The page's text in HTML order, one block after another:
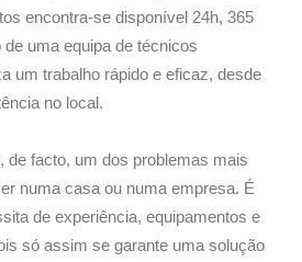
encontra-se disponível 24h, 365
uma equipa de técnicos
um trabalho rápido e eficaz, desde
no local.
de facto, um dos problemas mais
numa casa ou numa empresa. É
de experiência, equipamentos e
só assim se garante uma solução